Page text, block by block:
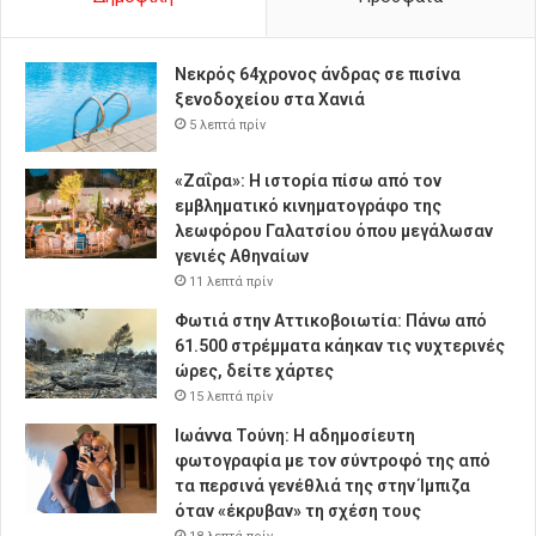
Νεκρός 64χρονος άνδρας σε πισίνα
ξενοδοχείου στα Χανιά
5 λεπτά πρίν
«Ζαΐρα»: Η ιστορία πίσω από τον
εμβληματικό κινηματογράφο της
λεωφόρου Γαλατσίου όπου μεγάλωσαν
γενιές Αθηναίων
11 λεπτά πρίν
Φωτιά στην Αττικοβοιωτία: Πάνω από
61.500 στρέμματα κάηκαν τις νυχτερινές
ώρες, δείτε χάρτες
15 λεπτά πρίν
Ιωάννα Τούνη: Η αδημοσίευτη
φωτογραφία με τον σύντροφό της από
τα περσινά γενέθλιά της στην Ίμπιζα
όταν «έκρυβαν» τη σχέση τους